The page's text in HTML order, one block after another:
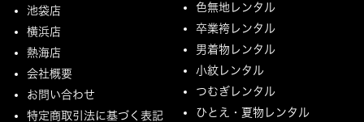
池袋店
横浜店
熱海店
会社概要
お問い合わせ
特定商取引法に基づく表記
色無地レンタル
卒業袴レンタル
男着物レンタル
小紋レンタル
つむぎレンタル
ひとえ・夏物レンタル